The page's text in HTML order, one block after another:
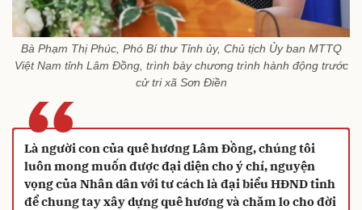
Bà Phạm Thị Phúc, Phó Bí thư Tỉnh ủy, Chủ tịch Ủy ban MTTQ
Việt Nam tỉnh Lâm Đồng, trình bày chương trình hành động trước
cử tri xã Sơn Điền
“
Là người con của quê hương Lâm Đồng, chúng tôi
luôn mong muốn được đại diện cho ý chí, nguyện
vọng của Nhân dân với tư cách là đại biểu HĐND tỉnh
để chung tay xây dựng quê hương và chăm lo cho đời